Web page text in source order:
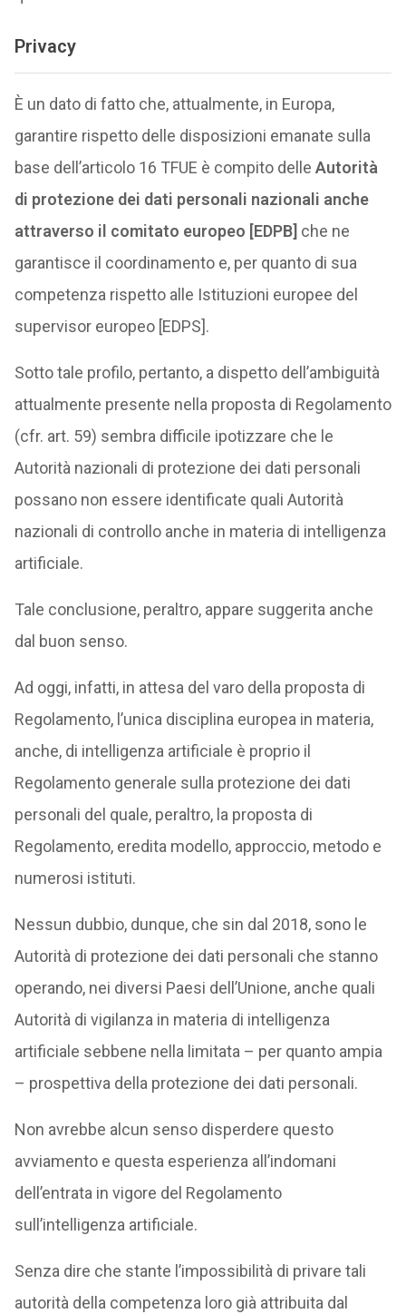
Privacy
È un dato di fatto che, attualmente, in Europa,
garantire rispetto delle disposizioni emanate sulla
base dell’articolo 16 TFUE è compito delle Autorità
di protezione dei dati personali nazionali anche
attraverso il comitato europeo [EDPB] che ne
garantisce il coordinamento e, per quanto di sua
competenza rispetto alle Istituzioni europee del
supervisor europeo [EDPS].
Sotto tale profilo, pertanto, a dispetto dell’ambiguità
attualmente presente nella proposta di Regolamento
(cfr. art. 59) sembra difficile ipotizzare che le
Autorità nazionali di protezione dei dati personali
possano non essere identificate quali Autorità
nazionali di controllo anche in materia di intelligenza
artificiale.
Tale conclusione, peraltro, appare suggerita anche
dal buon senso.
Ad oggi, infatti, in attesa del varo della proposta di
Regolamento, l’unica disciplina europea in materia,
anche, di intelligenza artificiale è proprio il
Regolamento generale sulla protezione dei dati
personali del quale, peraltro, la proposta di
Regolamento, eredita modello, approccio, metodo e
numerosi istituti.
Nessun dubbio, dunque, che sin dal 2018, sono le
Autorità di protezione dei dati personali che stanno
operando, nei diversi Paesi dell’Unione, anche quali
Autorità di vigilanza in materia di intelligenza
artificiale sebbene nella limitata – per quanto ampia
– prospettiva della protezione dei dati personali.
Non avrebbe alcun senso disperdere questo
avviamento e questa esperienza all’indomani
dell’entrata in vigore del Regolamento
sull’intelligenza artificiale.
Senza dire che stante l’impossibilità di privare tali
autorità della competenza loro già attribuita dal